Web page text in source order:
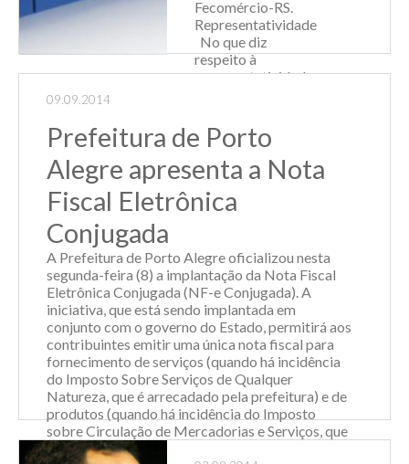
Fecomércio-RS.
Representatividade
No que diz
respeito à
representatividade
Bruto (PIB), os
dados estatísticos
di...
Leia Mais
09.09.2014
Prefeitura de Porto
Alegre apresenta a Nota
Fiscal Eletrônica
Conjugada
A Prefeitura de Porto Alegre oficializou nesta
segunda-feira (8) a implantação da Nota Fiscal
Eletrônica Conjugada (NF-e Conjugada). A
iniciativa, que está sendo implantada em
conjunto com o governo do Estado, permitirá aos
contribuintes emitir uma única nota fiscal para
fornecimento de serviços (quando há incidência
do Imposto Sobre Serviços de Qualquer
Natureza, que é arrecadado pela prefeitura) e de
produtos (quando há incidência do Imposto
sobre Circulação de Mercadorias e Serviços, que
é estadual). "O sistema reduz custos para os